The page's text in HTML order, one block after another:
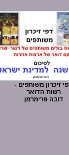
זיכרון משותפים -
רשות הדואר
דובה פרימרמן